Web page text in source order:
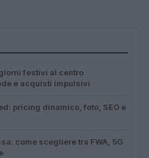
festivi al centro
e acquisti impulsivi
pricing dinamico, foto, SEO e
come scegliere tra FWA, 5G